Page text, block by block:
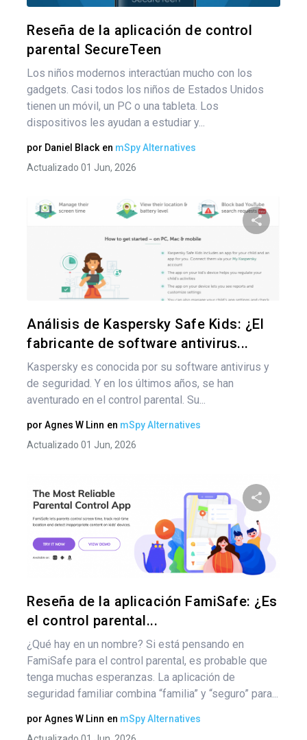
Reseña de la aplicación de control
parental SecureTeen
Los niños modernos interactúan mucho con los
gadgets. Casi todos los niños de Estados Unidos
tienen un móvil, un PC o una tableta. Los
dispositivos les ayudan a estudiar y...
por Daniel Black en mSpy Alternatives
Actualizado 01 Jun, 2026
Análisis de Kaspersky Safe Kids: ¿El
fabricante de software antivirus...
Kaspersky es conocida por su software antivirus y
de seguridad. Y en los últimos años, se han
aventurado en el control parental. Su...
por Agnes W Linn en mSpy Alternatives
Actualizado 01 Jun, 2026
Reseña de la aplicación FamiSafe: ¿Es
el control parental...
¿Qué hay en un nombre? Si está pensando en
FamiSafe para el control parental, es probable que
tenga muchas esperanzas. La aplicación de
seguridad familiar combina “familia” y “seguro” para...
por Agnes W Linn en mSpy Alternatives